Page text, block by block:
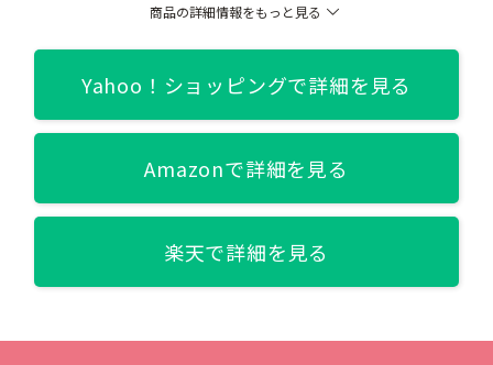
ストリートブリック/5号 ラステッドローズ/6号 ストリートパステ
【全色徹底比較】CLIO（クリオ）PRO EYE PALETTE全7色【使い
商品の詳細情報をもっと見る
Yahoo！ショッピングで詳細を見る
Amazonで詳細を見る
楽天で詳細を見る